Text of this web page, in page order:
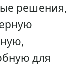
решения,
для